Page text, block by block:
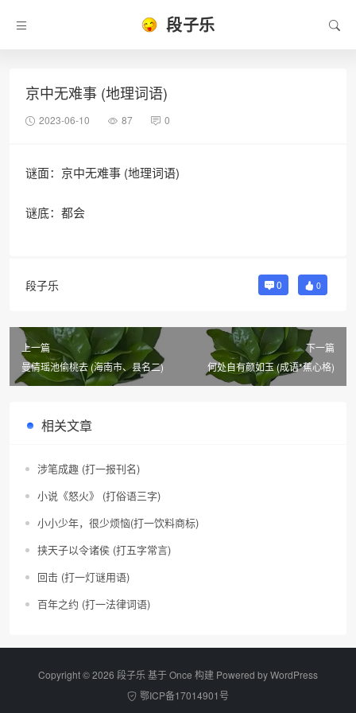
段子乐
京中无难事 (地理词语)
2023-06-10 87 0
谜面：京中无难事 (地理词语)
谜底：都会
段子乐 0 0
上一篇
曼倩瑶池偷桃去 (海南市、县名二)
下一篇
何处自有颜如玉 (成语*蕉心格)
相关文章
涉笔成趣 (打一报刊名)
小说《怒火》 (打俗语三字)
小小少年，很少烦恼(打一饮料商标)
挟天子以令诸侯 (打五字常言)
回击 (打一灯谜用语)
百年之约 (打一法律词语)
Copyright © 2026 段子乐 基于 Once 构建 Powered byWordPress
鄂ICP备17014901号